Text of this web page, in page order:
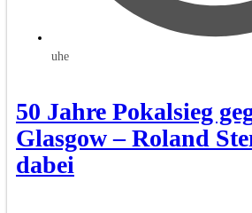
uhe
50 Jahre Pokalsieg
Glasgow – Roland
dabei